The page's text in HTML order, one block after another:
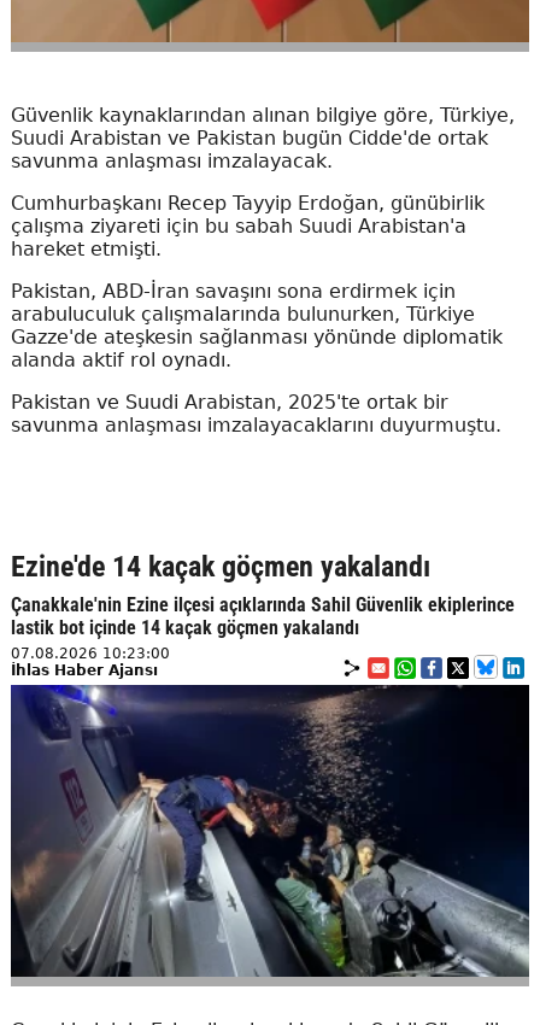
Güvenlik kaynaklarından alınan bilgiye göre, Türkiye,
Suudi Arabistan ve Pakistan bugün Cidde'de ortak
savunma anlaşması imzalayacak.
Cumhurbaşkanı Recep Tayyip Erdoğan, günübirlik
çalışma ziyareti için bu sabah Suudi Arabistan'a
hareket etmişti.
Pakistan, ABD-İran savaşını sona erdirmek için
arabuluculuk çalışmalarında bulunurken, Türkiye
Gazze'de ateşkesin sağlanması yönünde diplomatik
alanda aktif rol oynadı.
Pakistan ve Suudi Arabistan, 2025'te ortak bir
savunma anlaşması imzalayacaklarını duyurmuştu.
Ezine'de 14 kaçak göçmen yakalandı
Çanakkale'nin Ezine ilçesi açıklarında Sahil Güvenlik ekiplerince
lastik bot içinde 14 kaçak göçmen yakalandı
07.08.2026 10:23:00
İhlas Haber Ajansı